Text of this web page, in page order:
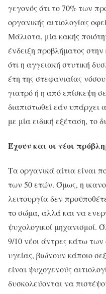
γεγονός ότι το 70% των
οργανικής αιτιολογίας
Μάλιστα, μία κακής
ένδειξη προβλήματος
ότι η αγγειακή στυτική
έτη της στεφανιαίας
γιατρό ή η από επίσκεψη
διαπιστωθεί εάν υπάρχει
με μία ειδική εξέταση, το
Έχουν και οι νέοι
Τα οργανικά αίτια είναι
των 50 ετών. Όμως, η
λειτουργία δεν
το σώμα, αλλά και να
ψυχολογικοί μηχανισμοί.
9/10 νέοι άντρες κάτω
υγείας, βιώνουν κάποιο
είναι ψυχογενούς
δυσκολεύονται να